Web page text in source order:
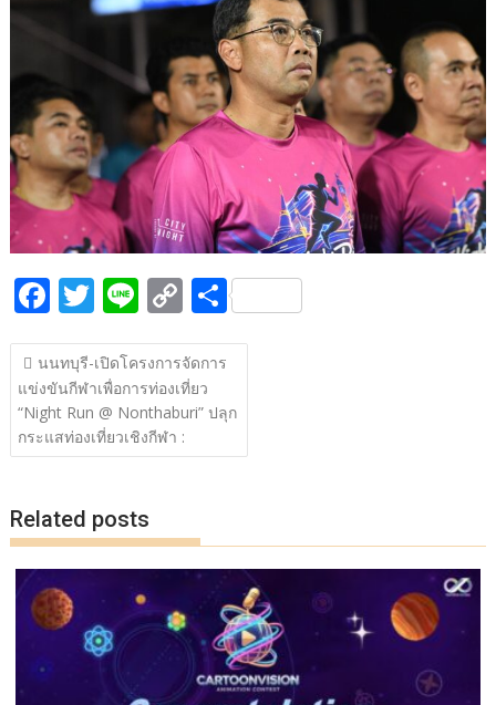
o
k
n
k
F
ac
e
b
o
o
k
T
w
itt
er
Li
n
e
C
o
p
y
Li
n
S
h
e
แนะแนว
เรื่อง
นนทบุรี-เปิดโครงการจัดการ
แข่งขันกีฬาเพื่อการท่องเที่ยว
“Night Run @ Nonthaburi” ปลุก
กระแสท่องเที่ยวเชิงกีฬา :
Related posts